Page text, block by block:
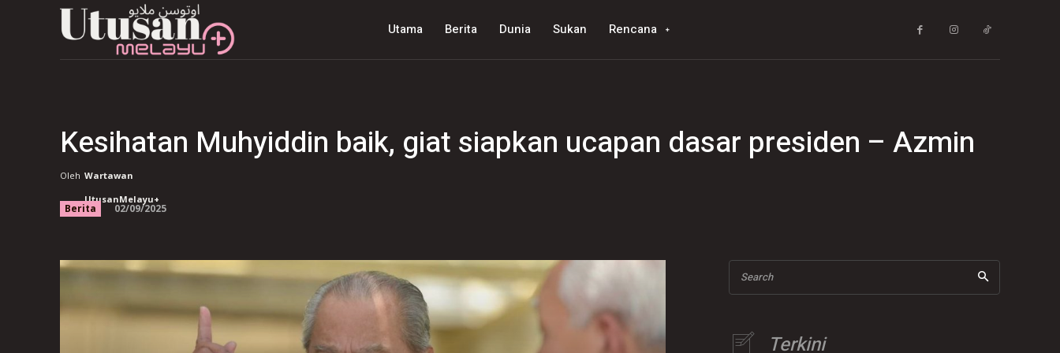
Utama Berita Dunia Sukan Rencana
Kesihatan Muhyiddin baik, giat siapkan ucapan dasar presiden – Azmin
Oleh Wartawan
UtusanMelayu+
Berita 02/09/2025
Search
Terkini